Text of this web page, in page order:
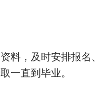
料，及时安排报名、
取一直到毕业。